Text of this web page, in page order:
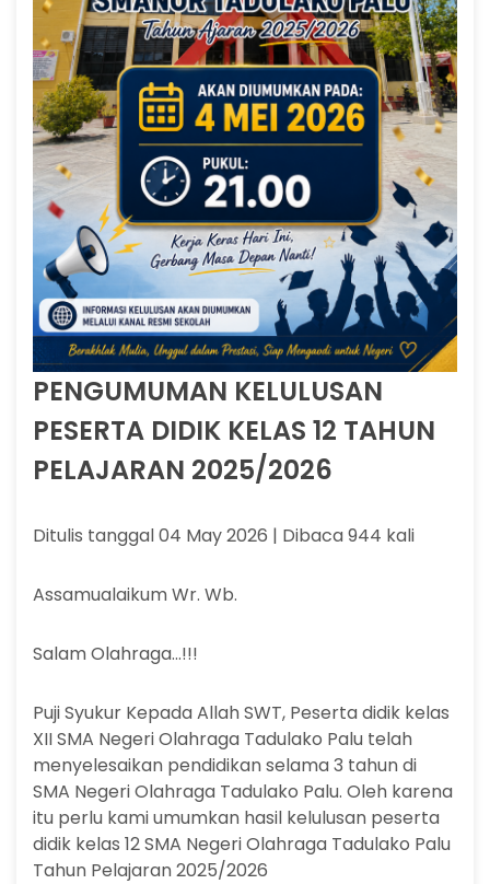
PENGUMUMAN KELULUSAN
PESERTA DIDIK KELAS 12 TAHUN
PELAJARAN 2025/2026
Ditulis tanggal 04 May 2026 | Dibaca 944 kali
Assamualaikum Wr. Wb.
Salam Olahraga...!!!
Puji Syukur Kepada Allah SWT, Peserta didik kelas
XII SMA Negeri Olahraga Tadulako Palu telah
menyelesaikan pendidikan selama 3 tahun di
SMA Negeri Olahraga Tadulako Palu. Oleh karena
itu perlu kami umumkan hasil kelulusan peserta
didik kelas 12 SMA Negeri Olahraga Tadulako Palu
Tahun Pelajaran 2025/2026